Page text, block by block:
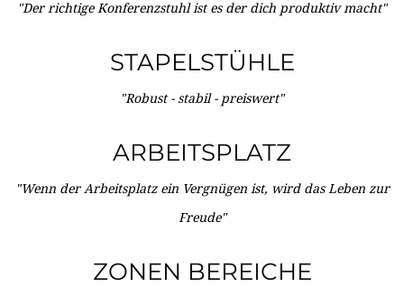
"Der richtige Konferenzstuhl ist es der dich produktiv macht"
STAPELSTÜHLE
"Robust - stabil - preiswert"
ARBEITSPLATZ
"Wenn der Arbeitsplatz ein Vergnügen ist, wird das Leben zur
Freude"
ZONEN BEREICHE